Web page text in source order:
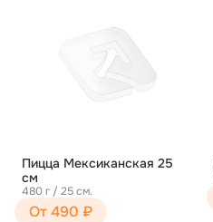
Пицца Мексиканская 25
см
480 г / 25 см.
От 490 ₽